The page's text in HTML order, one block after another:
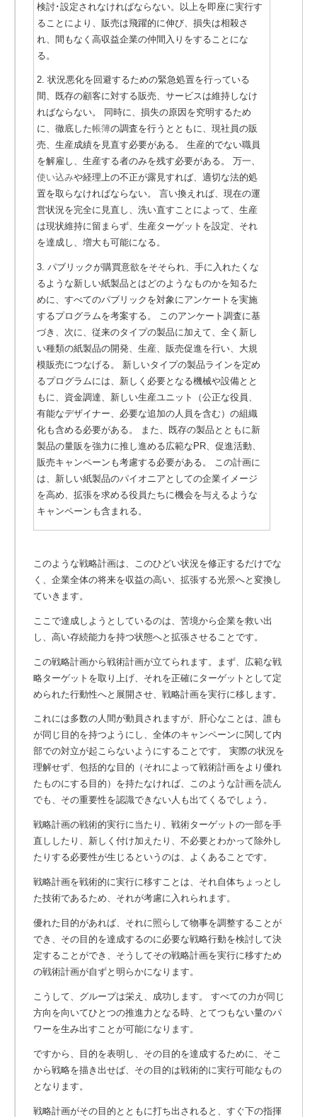
検討･設定されなければならない。以上を即座に実行す
ることにより、販売は飛躍的に伸び、損失は相殺さ
れ、間もなく高収益企業の仲間入りをすることにな
る。
2. 状況悪化を回避するための緊急処置を行っている
間、既存の顧客に対する販売、サービスは維持しなけ
ればならない。 同時に、損失の原因を究明するため
に、徹底した帳簿の調査を行うとともに、現社員の販
売、生産成績を見直す必要がある。
生産的でない職員
を解雇し、生産する者のみを残す必要がある。 万一、
使い込みや経理上の不正が露見すれば、適切な法的処
置を取らなければならない。
言い換えれば、現在の運
営状況を完全に見直し、洗い直すことによって、生産
は現状維持に留まらず、生産ターゲットを設定、それ
を達成し、増大も可能になる。
3. パブリックが購買意欲をそそられ、手に入れたくな
るような新しい紙製品とはどのようなものかを知るた
めに、すべてのパブリックを対象にアンケートを実施
するプログラムを考案する。 このアンケート調査に基
づき、次に、従来のタイプの製品に加えて、全く新し
い種類の紙製品の開発、生産、販売促進を行い、大規
模販売につなげる。 新しいタイプの製品ラインを定め
るプログラムには、新しく必要となる機械や設備とと
もに、資金調達、新しい生産ユニット（公正な役員、
有能なデザイナー、必要な追加の人員を含む）の組織
化も含める必要がある。 また、既存の製品とともに新
製品の量販を強力に推し進める広範なPR、促進活動、
販売キャンペーンも考慮する必要がある。 この計画に
は、新しい紙製品のパイオニアとしての企業イメージ
を高め、拡張を求める役員たちに機会を与えるような
キャンペーンも含まれる。
このような戦略計画は、このひどい状況を修正するだけでな
く、企業全体の将来を収益の高い、拡張する光景へと変換し
ていきます。
ここで達成しようとしているのは、苦境から企業を救い出
し、高い存続能力を持つ状態へと拡張させることです。
この戦略計画から戦術計画が立てられます。まず、広範な戦
略ターゲットを取り上げ、それを正確にターゲットとして定
められた行動性へと展開させ、戦略計画を実行に移します。
これには多数の人間が動員されますが、肝心なことは、誰も
が同じ目的を持つようにし、全体のキャンペーンに関して内
部での対立が起こらないようにすることです。 実際の状況を
理解せず、包括的な目的（それによって戦術計画をより優れ
たものにする目的）を持たなければ、このような計画を読ん
でも、その重要性を認識できない人も出てくるでしょう。
戦略計画の戦術的実行に当たり、戦術ターゲットの一部を手
直ししたり、新しく付け加えたり、不必要とわかって除外し
たりする必要性が生じるというのは、よくあることです。
戦略計画を戦術的に実行に移すことは、それ自体ちょっとし
た技術であるため、それが考慮に入れられます。
優れた目的があれば、それに照らして物事を調整することが
でき、その目的を達成するのに必要な戦略行動を検討して決
定することができ、そうしてその戦略計画を実行に移すため
の戦術計画が自ずと明らかになります。
こうして、グループは栄え、成功します。 すべての力が同じ
方向を向いてひとつの推進力となる時、とてつもない量のパ
ワーを生み出すことが可能になります。
ですから、目的を表明し、その目的を達成するために、そこ
から戦略を描き出せば、その目的は戦術的に実行可能なもの
となります。
戦略計画がその目的とともに打ち出されると、すぐ下の指揮